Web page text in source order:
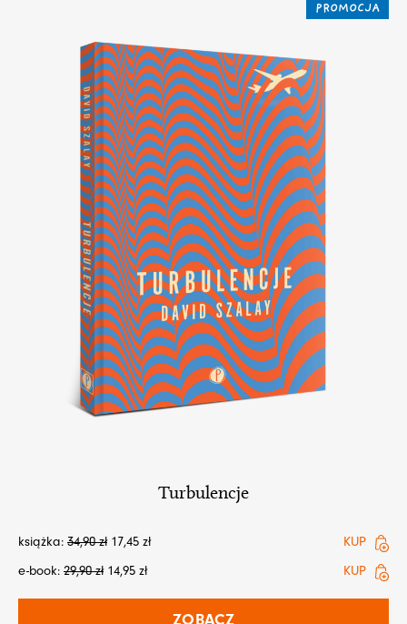
PROMOCJA
Turbulencje
książka: 34,90zł 17,45 zł
KUP
e-book: 29,90zł 14,95 zł KUP
ZOBACZ